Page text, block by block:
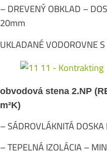
– DREVENÝ OBKLAD –
20mm
UKLADANÉ VODOROVNE
obvodová stena 2.NP
m²K)
– SÁDROVLÁKNITÁ
– TEPELNÁ IZOLÁCIA –